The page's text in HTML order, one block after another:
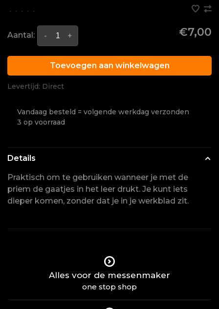
• • • • •
Aantal: +
- €7,00
Toevoegen aan winkelwagen
Levertijd: Direct
Vandaag besteld = volgende werkdag verzonden
3 op voorraad
Details
Praktisch om te gebruiken wanneer je met de
priem de gaatjes in het leer drukt. Je kunt iets
dieper komen, zonder dat je in je werkblad zit.
Alles voor de messenmaker
one stop shop